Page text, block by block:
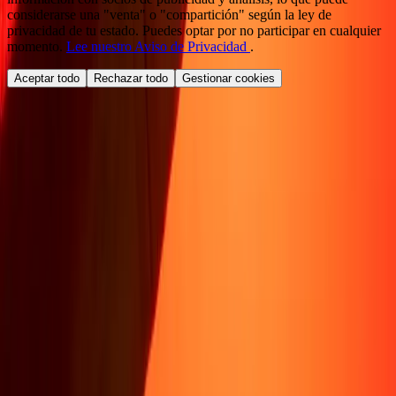
considerarse una "venta" o "compartición" según la ley de
privacidad de tu estado. Puedes optar por no participar en cualquier
momento. Lee nuestro Aviso de Privacidad .
Aceptar todo Rechazar todo Gestionar cookies